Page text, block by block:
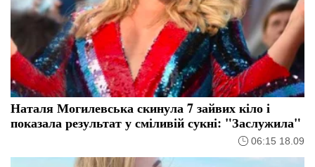
Наталя Могилевська скинула 7 зайвих кіло і
показала результат у сміливій сукні: "Заслужила"
06:15 18.09